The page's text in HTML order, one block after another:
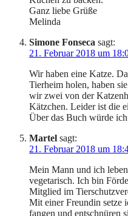
Ganz liebe Grüße
Melinda
Simone Fonseca sagt:
21. Februar 2018 um
Wir haben eine Katze.
Tierheim holen, haben
wir zwei von der
Kätzchen. Leider ist die
Über das Buch würde
Martel sagt:
21. Februar 2018 um
Mein Mann und ich
vegetarisch. Ich bin
Mitglied im
Mit einer Freundin setze
fangen und entschnüren